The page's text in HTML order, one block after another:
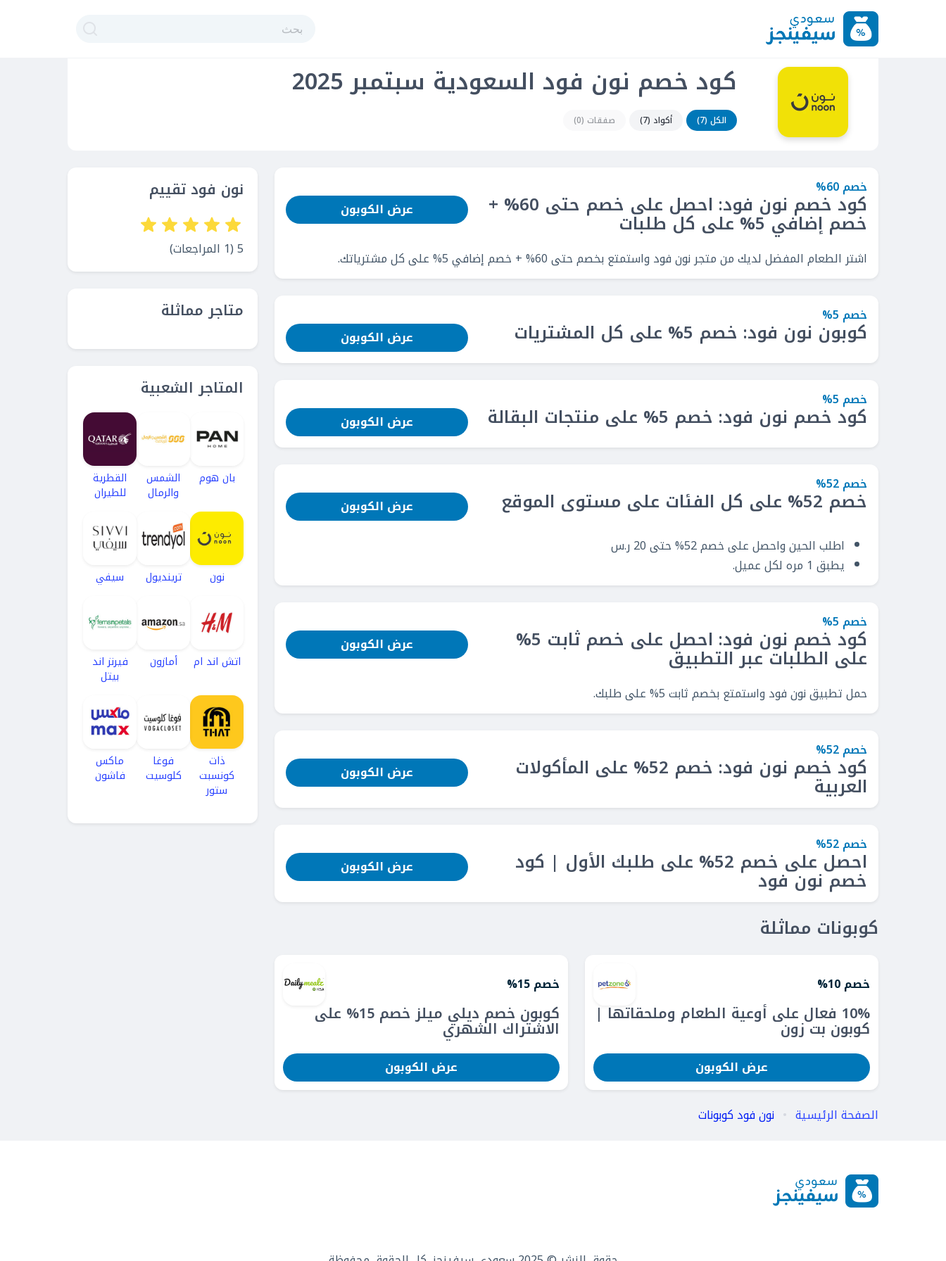
كود خصم نون فود السعودية سبتمبر 2025
الكل (7) أكواد (7) صفقات (0)
خصم 60%
كود خصم نون فود: احصل على خصم حتى 60% +
خصم إضافي 5% على كل طلبات عرض الكوبون
اشتر الطعام المفضل لديك من متجر نون فود واستمتع بخصم حتى 60% + خصم إضافي 5% على كل مشترياتك.
خصم 5%
كوبون نون فود: خصم 5% على كل المشتريات عرض الكوبون
خصم 5%
كود خصم نون فود: خصم 5% على منتجات البقالة عرض الكوبون
خصم 52%
خصم 52% على كل الفئات على مستوى الموقع
عرض الكوبون
اطلب الحين واحصل على خصم 52% حتى 20 ر.س
يطبق 1 مره لكل عميل.
خصم 5%
كود خصم نون فود: احصل على خصم ثابت 5%
على الطلبات عبر التطبيق عرض الكوبون
حمل تطبيق نون فود واستمتع بخصم ثابت 5% على طلبك.
خصم 52%
كود خصم نون فود: خصم 52% على المأكولات
العربية عرض الكوبون
خصم 52%
احصل على خصم 52% على طلبك الأول | كود
خصم نون فود عرض الكوبون
كوبونات مماثلة
خصم 10%
10% فعال على أوعية الطعام وملحقاتها |
كوبون بت زون
عرض الكوبون
خصم 15%
كوبون خصم ديلي ميلز خصم 15% على
الاشتراك الشهري
عرض الكوبون
الصفحة الرئيسية نون فود كوبونات
نون فود تقييم
5 (1 المراجعات)
متاجر مماثلة
المتاجر الشعبية
بان هوم الشمس
والرمال
القطرية
للطيران
نون ترينديول سيفي
اتش اند ام أمازون فيرنز اند
بيتل
ذات
كونسبت
ستور
فوغا
كلوسيت
ماكس
فاشون